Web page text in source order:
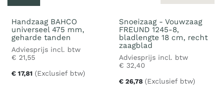
Handzaag BAHCO
universeel 475 mm,
geharde tanden
€ 17,81 (Exclusief btw)
Adviesprijs incl. btw
€ 21,55
Snoeizaag - Vouwzaag
FREUND 1245-8,
bladlengte 18 cm, recht
zaagblad
€ 26,78 (Exclusief btw)
Adviesprijs incl. btw
€ 32,40